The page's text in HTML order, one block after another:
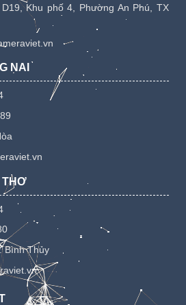
Khu phố 4, Phường An Phú, TX
NAI
THƠ
Bình Thủy